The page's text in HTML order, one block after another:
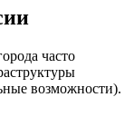
часто
возможности).